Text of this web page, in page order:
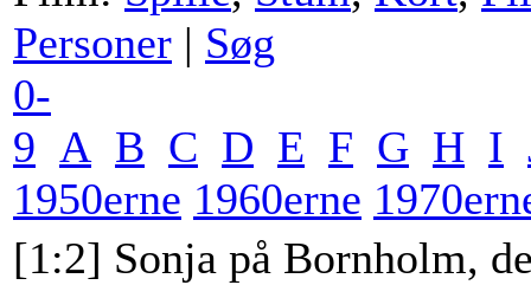
Personer | Søg
0-
9 A B C D E F G H I
1950erne 1960erne
[1:2] Sonja på Bornholm,